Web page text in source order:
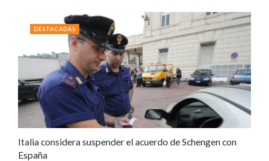
Italia considera suspender el acuerdo de Schengen con
España
DESTACADAS